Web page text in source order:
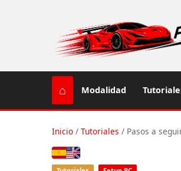
⌂ Modalidad
Inicio / Tutoriales / Pasos a
Español
English (US / UK)